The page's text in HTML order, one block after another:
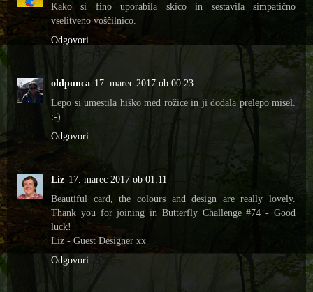
Kako si fino uporabila skico in sestavila simpatično
vselitveno voščilnico.
Odgovori
oldpunca 17. marec 2017 ob 00:23
Lepo si umestila hiško med rožice in ji dodala prelepo misel.
:-)
Odgovori
Liz 17. marec 2017 ob 01:11
Beautiful card, the colours and design are really lovely.
Thank you for joining in Butterfly Challenge #74 - Good
luck!
Liz - Guest Designer xx
Odgovori